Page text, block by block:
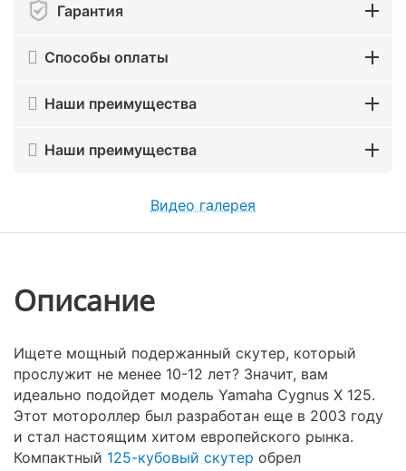
Гарантия
Способы оплаты
Наши преимущества
Наши преимущества
Видео галерея
Описание
Ищете мощный подержанный скутер, который
прослужит не менее 10-12 лет? Значит, вам
идеально подойдет модель Yamaha Cygnus X 125.
Этот мотороллер был разработан еще в 2003 году
и стал настоящим хитом европейского рынка.
Компактный 125-кубовый скутер обрел